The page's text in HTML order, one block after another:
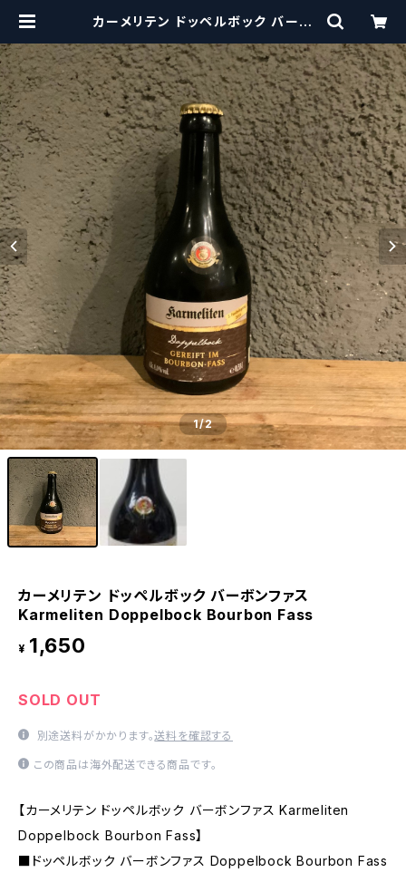
カーメリテン ドッペルボック バーボ
k Bourbon Fass | craftbeersci
ssors
1/2
カーメリテン ドッペルボック バーボンファス
Karmeliten Doppelbock Bourbon Fass
¥ 1,650
SOLD OUT
別途送料がかかります。送料を確認する
この商品は海外配送できる商品です。
【カーメリテン ドッペルボック バーボンファス Karmeliten
Doppelbock Bourbon Fass】
■ドッペルボック バーボンファス Doppelbock Bourbon Fass